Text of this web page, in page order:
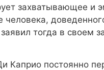
захватывающее и
тогда в своем
Каприо постоянно